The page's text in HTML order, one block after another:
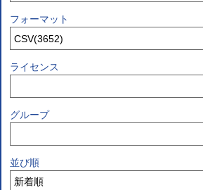
フォーマット
ライセンス
グループ
並び順